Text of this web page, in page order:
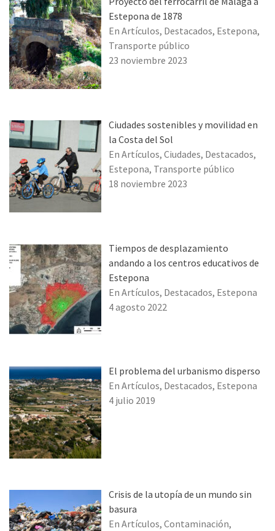
Estepona de 1878
En Artículos, Destacados, Estepona,
Transporte público
23 noviembre 2023
Ciudades sostenibles y movilidad en
la Costa del Sol
En Artículos, Ciudades, Destacados,
Estepona, Transporte público
18 noviembre 2023
Tiempos de desplazamiento
andando a los centros educativos de
Estepona
En Artículos, Destacados, Estepona
4 agosto 2022
El problema del urbanismo disperso
En Artículos, Destacados, Estepona
4 julio 2019
Crisis de la utopía de un mundo sin
basura
En Artículos, Contaminación,